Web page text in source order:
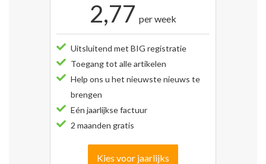
2,77 per week
Uitsluitend met BIG registratie
Toegang tot alle artikelen
Help ons u het nieuwste nieuws te
brengen
Eén jaarlijkse factuur
2 maanden gratis
Kies voor jaarlijks